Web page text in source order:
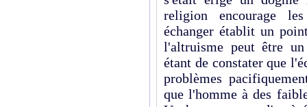
religion encourage
échanger établit un
l'altruisme peut être
étant de constater que
problèmes
que l'homme à des